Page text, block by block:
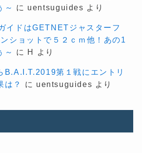
～
に uentsuguides より
イドはGETNETジャスターフ
ショットで５２ｃｍ他！あの1
～
に H より
B.A.I.T.2019第１戦にエントリ
は？
に uentsuguides より